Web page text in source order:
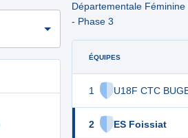
Départementale
- Phase 3
ÉQUIPES
1 U18F CTC
2 ES Foissiat